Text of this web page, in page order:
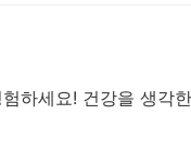
하세요! 건강을 생각